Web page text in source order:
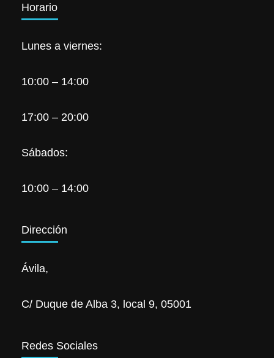
Horario
Lunes a viernes:
10:00 – 14:00
17:00 – 20:00
Sábados:
10:00 – 14:00
Dirección
Ávila,
C/ Duque de Alba 3, local 9, 05001
Redes Sociales